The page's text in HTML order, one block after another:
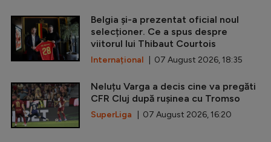
Belgia și-a prezentat oficial noul
selecționer. Ce a spus despre
viitorul lui Thibaut Courtois
Internațional | 07 August 2026, 18:35
Neluțu Varga a decis cine va pregăti
CFR Cluj după rușinea cu Tromso
SuperLiga | 07 August 2026, 16:20